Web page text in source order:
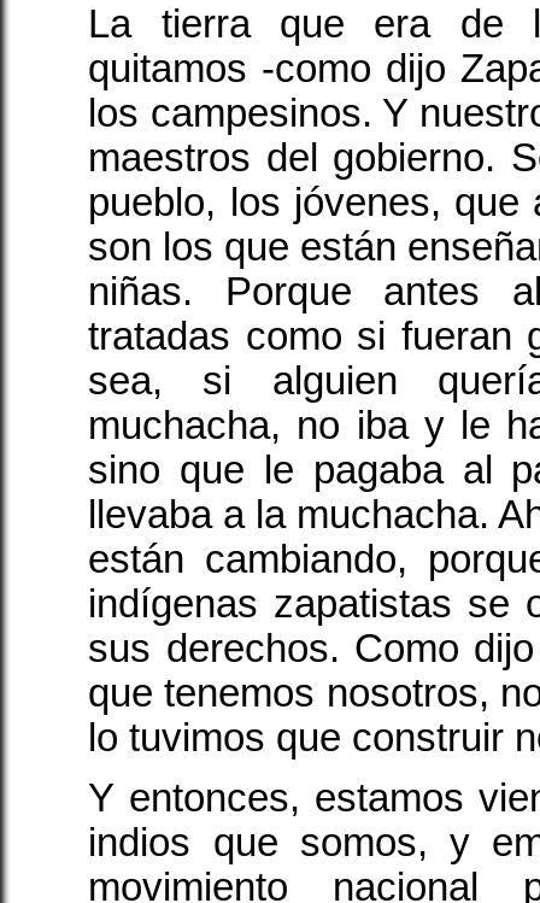
La tierra que era de
quitamos -como dijo
los campesinos. Y
maestros del gobierno.
pueblo, los jóvenes, que
son los que están
niñas. Porque antes
tratadas como si fueran
sea, si alguien
muchacha, no iba y le
sino que le pagaba al
llevaba a la muchacha.
están cambiando,
indígenas zapatistas se
sus derechos. Como
que tenemos nosotros,
lo tuvimos que construir
Y entonces, estamos
indios que somos, y
movimiento nacional